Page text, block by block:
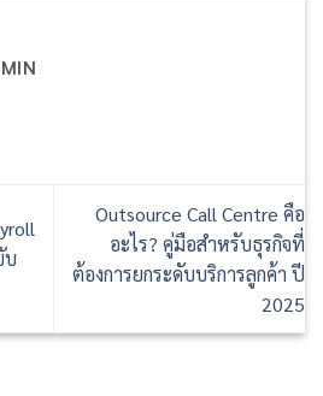
บ
Outsource Call Centre คือ
อะไร? คู่มือสำหรับธุรกิจที่
ต้องการยกระดับบริการลูกค้า ปี
2025